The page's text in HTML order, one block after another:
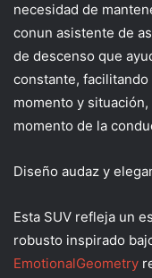
necesidad de
conun asistente de
de descenso que
constante,
momento y
momento de la
Diseño audaz y
Esta SUV refleja un
robusto inspirado
EmotionalGeometry